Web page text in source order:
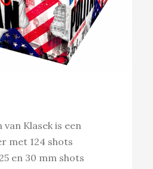
Klasek is een
met 124 shots
en 30 mm shots